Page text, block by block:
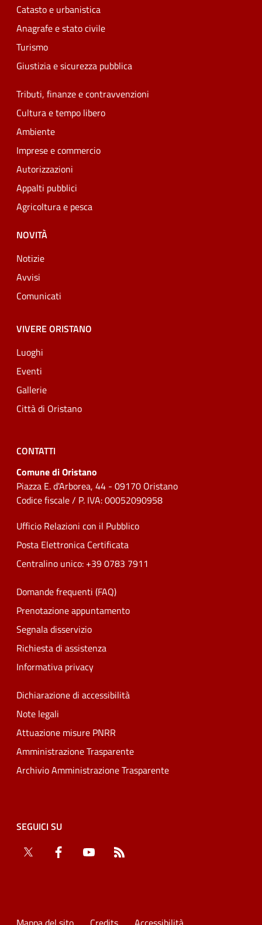
Catasto e urbanistica
Anagrafe e stato civile
Turismo
Giustizia e sicurezza pubblica
Tributi, finanze e contravvenzioni
Cultura e tempo libero
Ambiente
Imprese e commercio
Autorizzazioni
Appalti pubblici
Agricoltura e pesca
NOVITÀ
Notizie
Avvisi
Comunicati
VIVERE ORISTANO
Luoghi
Eventi
Gallerie
Città di Oristano
CONTATTI
Comune di Oristano
Piazza E. d'Arborea, 44 - 09170 Oristano
Codice fiscale / P. IVA: 00052090958
Ufficio Relazioni con il Pubblico
Posta Elettronica Certificata
Centralino unico: +39 0783 7911
Domande frequenti (FAQ)
Prenotazione appuntamento
Segnala disservizio
Richiesta di assistenza
Informativa privacy
Dichiarazione di accessibilità
Note legali
Attuazione misure PNRR
Amministrazione Trasparente
Archivio Amministrazione Trasparente
SEGUICI SU
Twitter
Facebook YouTube